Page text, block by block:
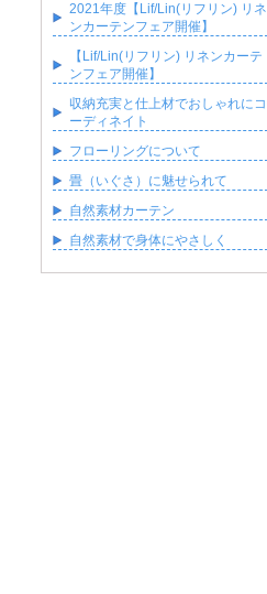
2021年度【Lif/Lin(リフリン) リネ
ンカーテンフェア開催】
【Lif/Lin(リフリン) リネンカーテ
ンフェア開催】
収納充実と仕上材でおしゃれにコ
ーディネイト
フローリングについて
畳（いぐさ）に魅せられて
自然素材カーテン
自然素材で身体にやさしく